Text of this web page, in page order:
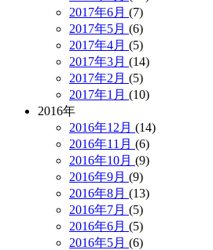
2017年6月 (7)
2017年5月 (6)
2017年4月 (5)
2017年3月 (14)
2017年2月 (5)
2017年1月 (10)
2016年
2016年12月 (14)
2016年11月 (6)
2016年10月 (9)
2016年9月 (9)
2016年8月 (13)
2016年7月 (5)
2016年6月 (5)
2016年5月 (6)